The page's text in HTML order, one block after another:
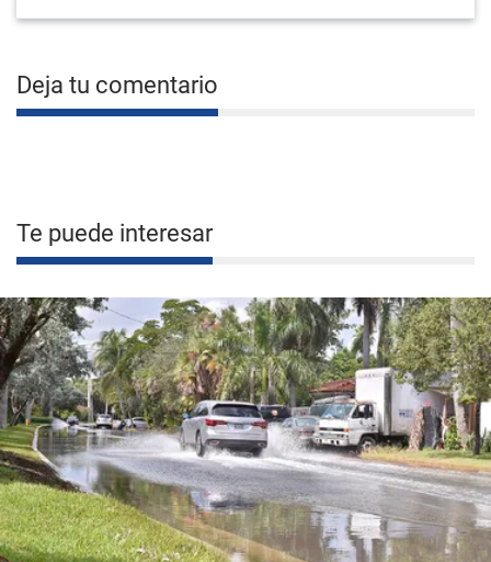
Deja tu comentario
Te puede interesar